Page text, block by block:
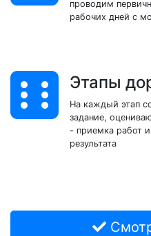
проводим
рабочих дней с
Этапы
На каждый этап
задание,
- приемка работ
результата